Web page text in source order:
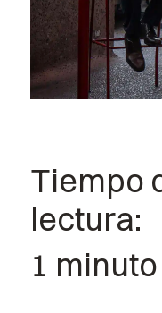
Tiempo
lectura:
1 minuto